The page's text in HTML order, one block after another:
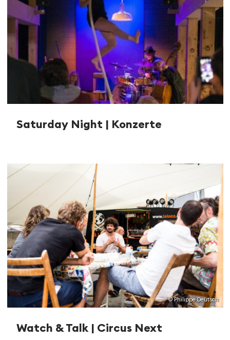
Saturday Night | Konzerte
© Philippe Deutsch
Watch & Talk | Circus Next